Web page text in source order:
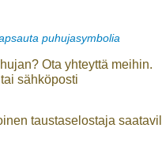
puhujasymbolia
Ota yhteyttä meihin.
sähköposti
taustaselostaja